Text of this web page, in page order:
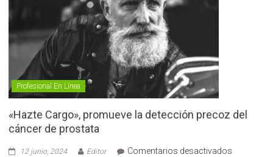
Profesional En Línea
«Hazte Cargo», promueve la detección precoz del
cáncer de prostata
12 junio, 2024 Editor Comentarios desactivados